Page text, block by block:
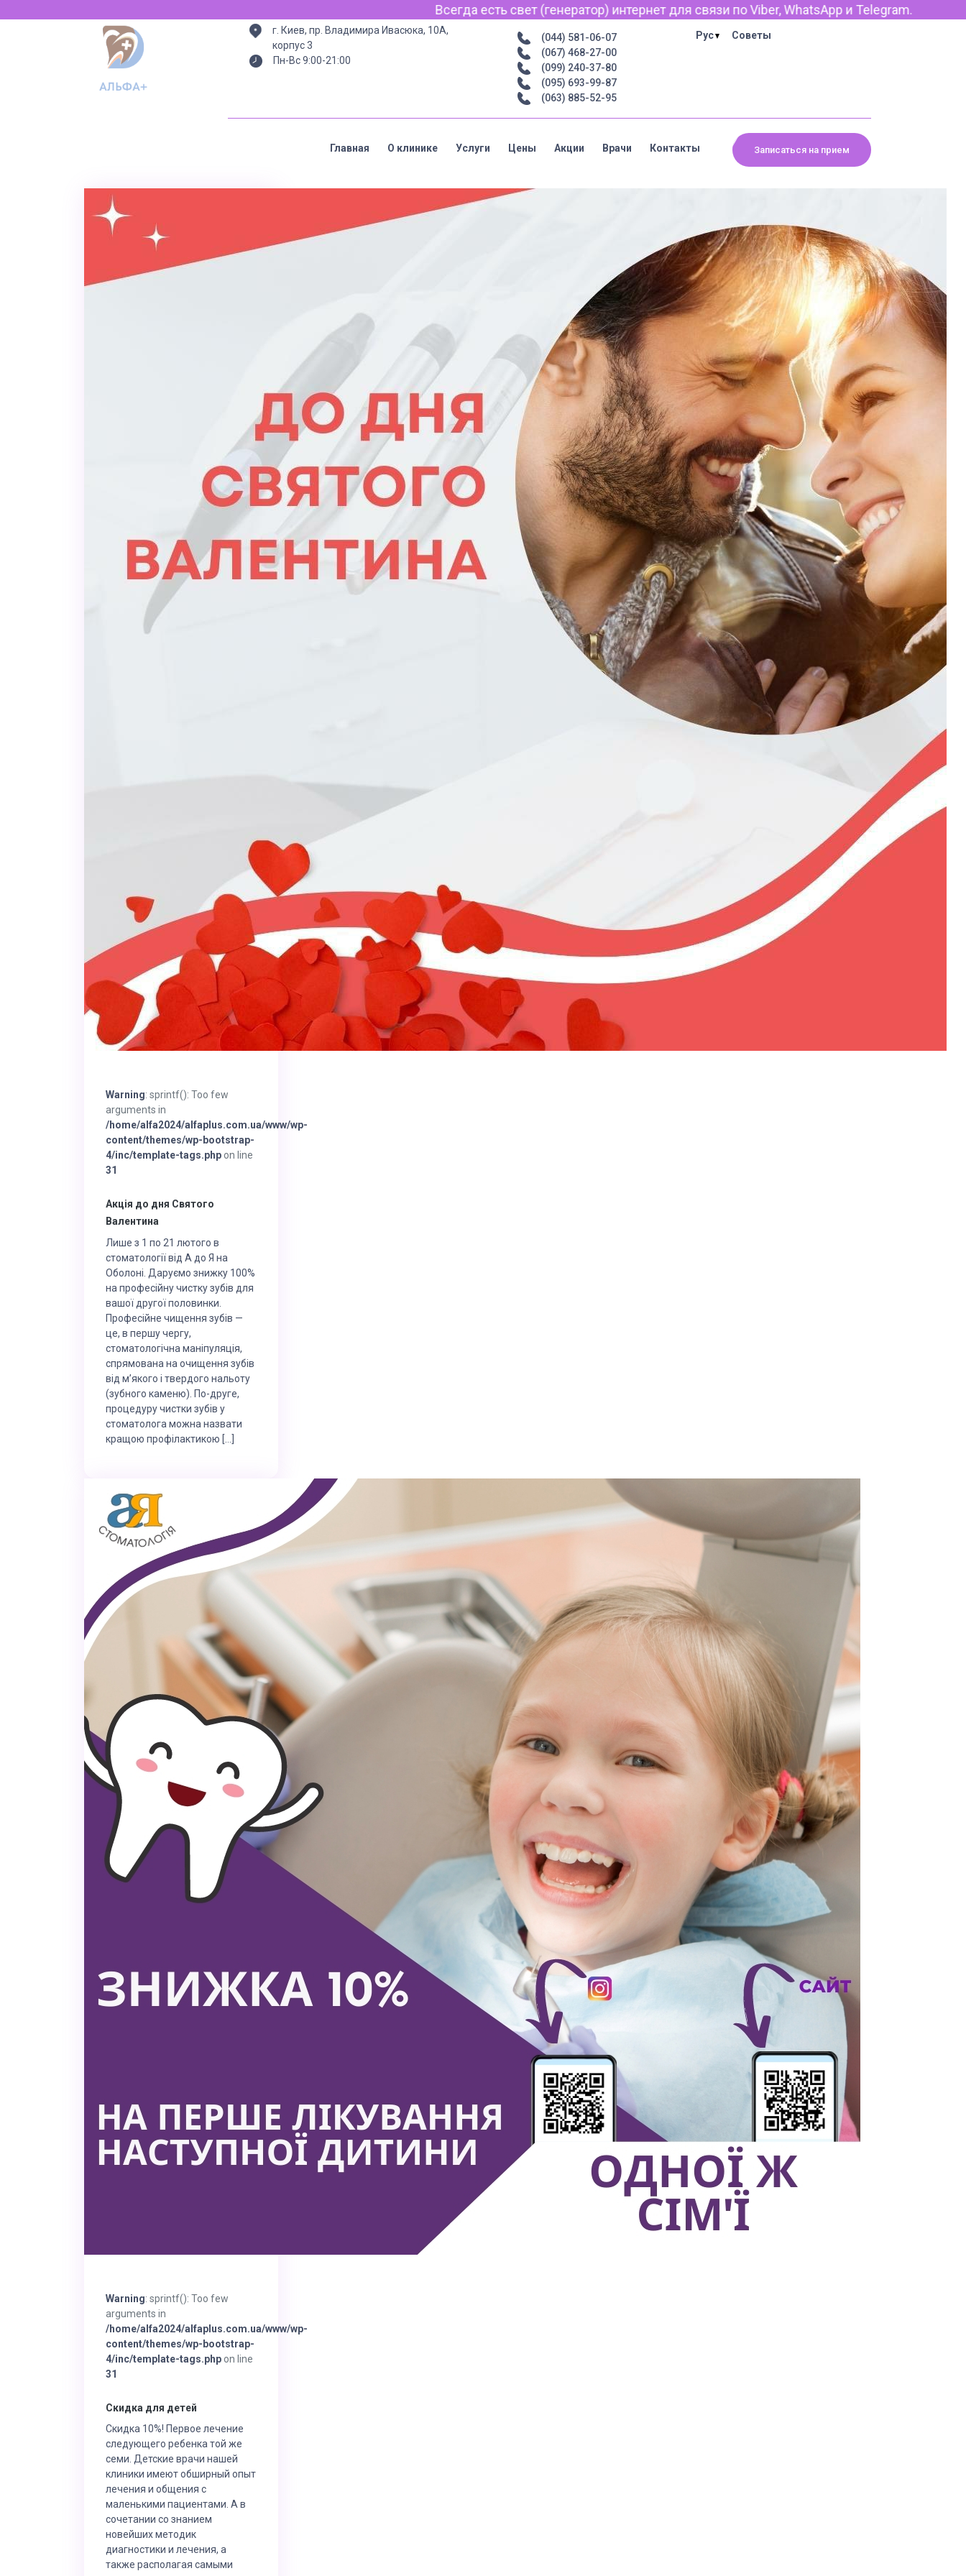
Всегда есть свет (генератор) интернет для связи по Viber, WhatsApp и Telegram.
г. Киев, пр. Владимира Ивасюка, 10А,
корпус 3
Пн-Вс 9:00-21:00
(044) 581-06-07
(067) 468-27-00
(099) 240-37-80
(095) 693-99-87
(063) 885-52-95
Рус Советы
Главная О клинике Услуги Цены Акции Врачи Контакты Записаться на прием
Warning: sprintf(): Too few
arguments in
/home/alfa2024/alfaplus.com.ua/www/wp-
content/themes/wp-bootstrap-
4/inc/template-tags.php on line
31
Акція до дня Святого
Валентина
Лише з 1 по 21 лютого в
стоматології від А до Я на
Оболоні. Даруємо знижку 100%
на професійну чистку зубів для
вашої другої половинки.
Професійне чищення зубів —
це, в першу чергу,
стоматологічна маніпуляція,
спрямована на очищення зубів
від м’якого і твердого нальоту
(зубного каменю). По-друге,
процедуру чистки зубів у
стоматолога можна назвати
кращою профілактикою […]
Warning: sprintf(): Too few
arguments in
/home/alfa2024/alfaplus.com.ua/www/wp-
content/themes/wp-bootstrap-
4/inc/template-tags.php on line
31
Скидка для детей
Скидка 10%! Первое лечение
следующего ребенка той же
семи. Детские врачи нашей
клиники имеют обширный опыт
лечения и общения с
маленькими пациентами. А в
сочетании со знанием
новейших методик
диагностики и лечения, а
также располагая самыми